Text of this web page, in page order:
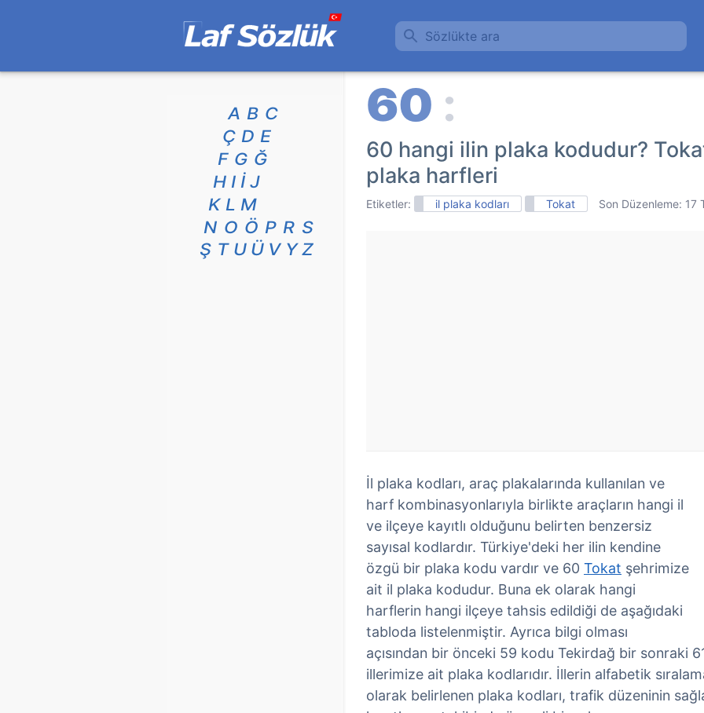
Sözlükte ara
60 hangi ilin plaka kodudur?
plaka harfleri
Etiketler: il plaka kodları Tokat Son Düzenleme: 17
İl plaka kodları, araç plakalarında kullanılan ve
harf kombinasyonlarıyla birlikte araçların hangi il
ve ilçeye kayıtlı olduğunu belirten benzersiz
sayısal kodlardır. Türkiye'deki her ilin kendine
özgü bir plaka kodu vardır ve 60 Tokat şehrimize
ait il plaka kodudur. Buna ek olarak hangi
harflerin hangi ilçeye tahsis edildiği de aşağıdaki
tabloda listelenmiştir. Ayrıca bilgi olması
açısından bir önceki 59 kodu Tekirdağ bir sonraki
illerimize ait plaka kodlarıdır. İllerin alfabetik
olarak belirlenen plaka kodları, trafik düzeninin
A B C
Ç D E
F G Ğ
H I İ J
K L M
N O Ö P R S
Ş T U Ü V Y Z